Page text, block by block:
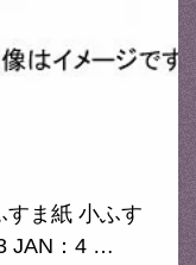
すま紙 小ふす
JAN：4 …